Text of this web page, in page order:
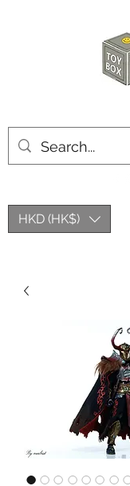
HKD (HK$)